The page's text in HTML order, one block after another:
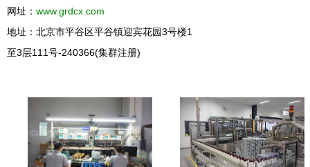
网址： www.grdcx.com
地址：北京市平谷区平谷镇迎宾花园3号楼1
至3层111号-240366(集群注册)